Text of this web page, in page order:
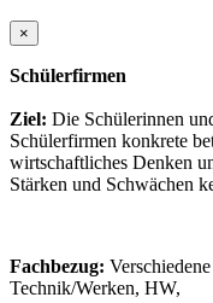
×
Schülerfirmen
Ziel: Die Schülerinnen
Schülerfirmen konkrete
wirtschaftliches Denken
Stärken und Schwächen
Fachbezug:
Technik/Werken, HW,